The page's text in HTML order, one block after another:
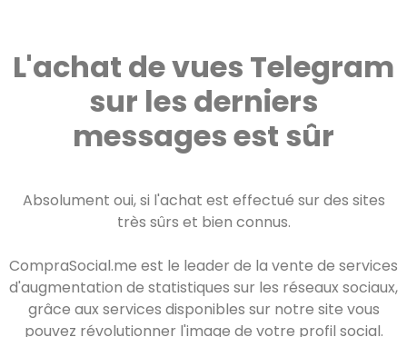
L'achat de vues Telegram
sur les derniers
messages est sûr
Absolument oui, si l'achat est effectué sur des sites
très sûrs et bien connus.
CompraSocial.me est le leader de la vente de services
d'augmentation de statistiques sur les réseaux sociaux,
grâce aux services disponibles sur notre site vous
pouvez révolutionner l'image de votre profil social.